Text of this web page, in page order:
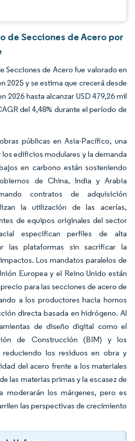
de Secciones de Acero por
Secciones de Acero fue valorado en
2025 y se estima que crecerá desde
2026 hasta alcanzar USD 479,26 mil
del 4,48% durante el período de
públicas en Asia-Pacífico, una
edificios modulares y la demanda
en carbono están sosteniendo
de China, India y Arabia
contratos de adquisición
la utilización de las acerías,
de equipos originales del sector
especifican perfiles de alta
las plataformas sin sacrificar la
Los mandatos paralelos de
Europea y el Reino Unido están
para las secciones de acero de
a los productores hacia hornos
directa basada en hidrógeno. Al
de diseño digital como el
de Construcción (BIM) y los
reduciendo los residuos en obra y
del acero frente a los materiales
las materias primas y la escasez de
moderarán los márgenes, pero es
las perspectivas de crecimiento